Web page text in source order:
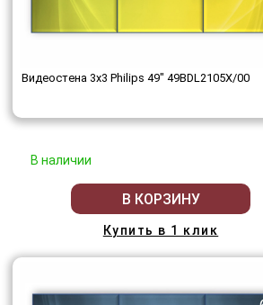
Видеостена 3x3 Philips 49" 49BDL2105X/00
В наличии
В КОРЗИНУ
Купить в 1 клик